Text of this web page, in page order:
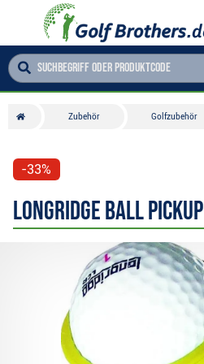
Zubehör Golfzubehör
-33%
Longridge Ball Pickup